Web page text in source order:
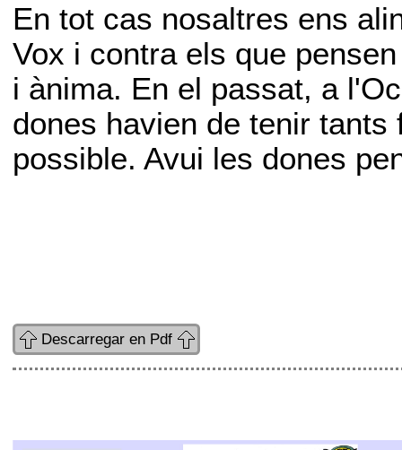
En tot cas nosaltres ens
Vox i contra els que
i ànima. En el passat, a
dones havien de tenir
possible. Avui les dones
Descarregar en Pdf